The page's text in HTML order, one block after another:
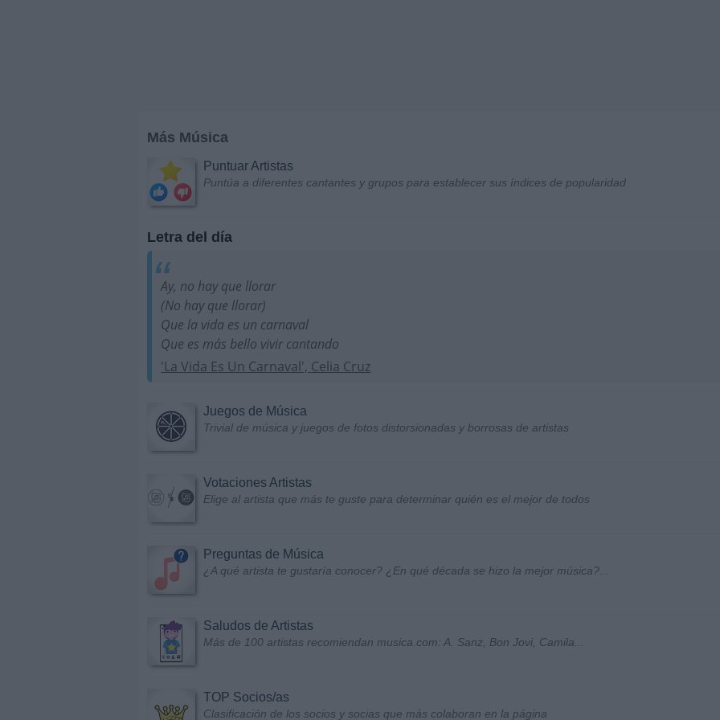
Más Música
Puntuar Artistas
Puntúa a diferentes cantantes y grupos para establecer sus índices de popularidad
Letra del día
Ay, no hay que llorar
(No hay que llorar)
Que la vida es un carnaval
Que es más bello vivir cantando
'La Vida Es Un Carnaval', Celia Cruz
Juegos de Música
Trivial de música y juegos de fotos distorsionadas y borrosas de artistas
Votaciones Artistas
Elige al artista que más te guste para determinar quién es el mejor de todos
Preguntas de Música
¿A qué artista te gustaría conocer? ¿En qué década se hizo la mejor música?...
Saludos de Artistas
Más de 100 artistas recomiendan musica.com: A. Sanz, Bon Jovi, Camila...
TOP Socios/as
Clasificación de los socios y socias que más colaboran en la página